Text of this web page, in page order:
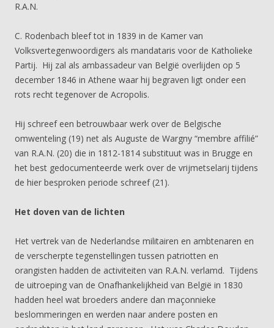
R.A.N.
C. Rodenbach bleef tot in 1839 in de Kamer van
Volksvertegenwoordigers als mandataris voor de Katholieke
Partij. Hij zal als ambassadeur van België overlijden op 5
december 1846 in Athene waar hij begraven ligt onder een
rots recht tegenover de Acropolis.
Hij schreef een betrouwbaar werk over de Belgische
omwenteling (19) net als Auguste de Wargny “membre affilié”
van R.A.N. (20) die in 1812-1814 substituut was in Brugge en
het best gedocumenteerde werk over de vrijmetselarij tijdens
de hier besproken periode schreef (21).
Het doven van de lichten
Het vertrek van de Nederlandse militairen en ambtenaren en
de verscherpte tegenstellingen tussen patriotten en
orangisten hadden de activiteiten van R.A.N. verlamd. Tijdens
de uitroeping van de Onafhankelijkheid van België in 1830
hadden heel wat broeders andere dan maçonnieke
beslommeringen en werden naar andere posten en